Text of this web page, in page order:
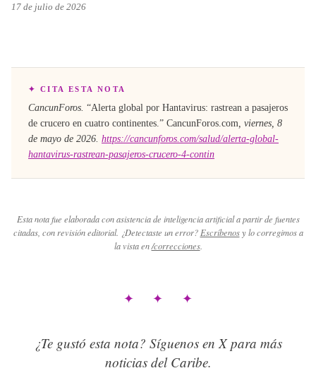
17 de julio de 2026
✦ CITA ESTA NOTA
CancunForos. “Alerta global por Hantavirus: rastrean a pasajeros
de crucero en cuatro continentes.” CancunForos.com, viernes, 8
de mayo de 2026. https://cancunforos.com/salud/alerta-global-
hantavirus-rastrean-pasajeros-crucero-4-contin
Esta nota fue elaborada con asistencia de inteligencia artificial a partir de fuentes
citadas, con revisión editorial. ¿Detectaste un error? Escríbenos y lo corregimos a
la vista en /correcciones.
✦ ✦ ✦
¿Te gustó esta nota? Síguenos en X para más
noticias del Caribe.